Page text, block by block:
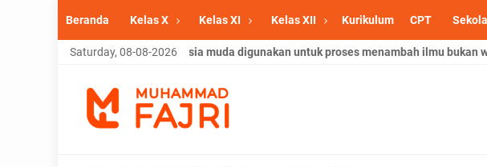
Beranda Kelas X Kelas XI Kelas XII Kurikulum CPT
Saturday, 08-08-2026Usia muda digunakan untuk proses menambah ilmu bukan